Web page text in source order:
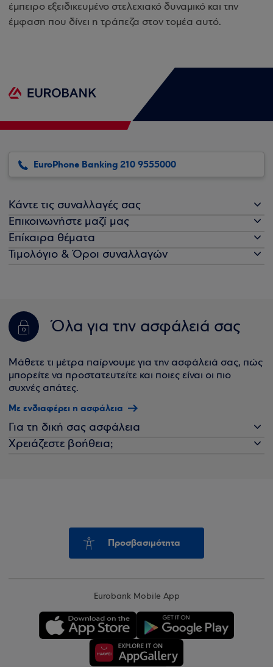
έμπειρο εξειδικευμένο στελεχιακό δυναμικό και την
έμφαση που δίνει η τράπεζα στον τομέα αυτό.
EuroPhone Banking 210 9555000
Κάντε τις συναλλαγές σας
Επικοινωνήστε μαζί μας
Επίκαιρα θέματα
Τιμολόγιο & Όροι συναλλαγών
Όλα για την ασφάλειά σας
Μάθετε τι μέτρα παίρνουμε για την ασφάλειά σας, πώς
μπορείτε να προστατευτείτε και ποιες είναι οι πιο
συχνές απάτες.
Με ενδιαφέρει η ασφάλεια
Για τη δική σας ασφάλεια
Χρειάζεστε βοήθεια;
Προσβασιμότητα
Eurobank Mobile App